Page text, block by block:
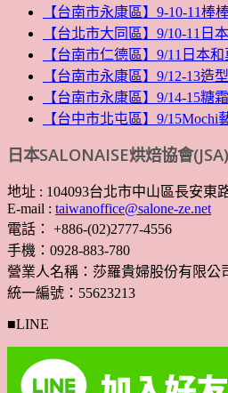
【台南市永康區】9-10-11棒
【台北市大同區】9/10-11日
【台南市仁德區】9/11日本
【台南市永康區】9/12-13造
【台南市永康區】9/14-15糖
【台中市北屯區】9/15Mochi
日本SALONAISE烘焙協會
地址 : 104093台北市中山區長安東
E-mail : taiwanoffice@salone-ze.net
電話： +886-(02)2777-4556
手機：0928-883-780
營業人名稱：莎羅貴婦股份有限公
統一編號：55623213
■LINE